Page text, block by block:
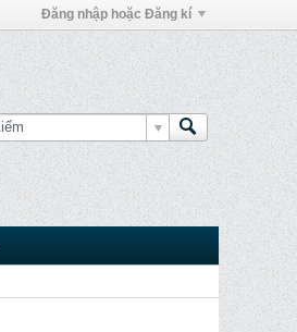
Đăng nhập hoặc Đăng kí